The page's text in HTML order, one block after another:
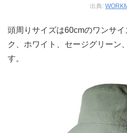
出典:
頭周りサイズは60cmのワンサ
ク、ホワイト、セージグリーン
す。